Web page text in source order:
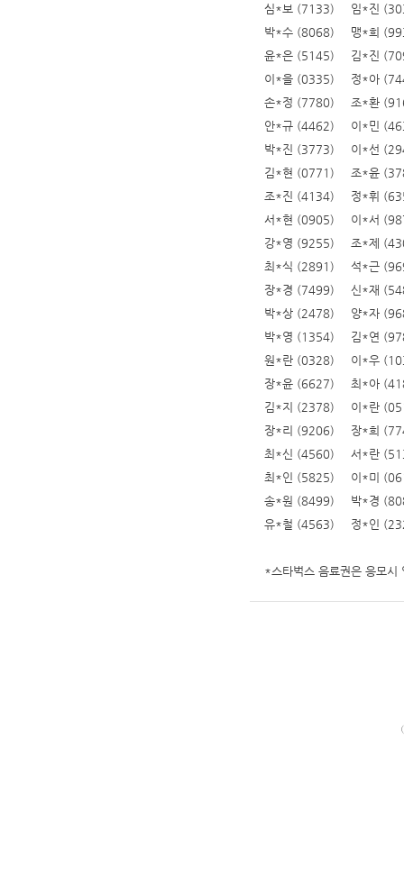
심*보 (7133)
임*진
박*수 (8068)
맹*희
윤*은 (5145)
김*진
이*을 (0335)
정*아
손*정 (7780)
조*환
안*규 (4462)
이*민
박*진 (3773)
이*선
김*현 (0771)
조*윤
조*진 (4134)
정*휘
서*현 (0905)
이*서
강*영 (9255)
조*제
최*식 (2891)
석*근
장*경 (7499)
신*재
박*상 (2478)
양*자
박*영 (1354)
김*연
원*란 (0328)
이*우
장*윤 (6627)
최*아
김*지 (2378)
이*란
장*리 (9206)
장*희
최*신 (4560)
서*란
최*인 (5825)
이*미
송*원 (8499)
박*경
유*철 (4563)
정*인
*스타벅스 음료권은 응모시